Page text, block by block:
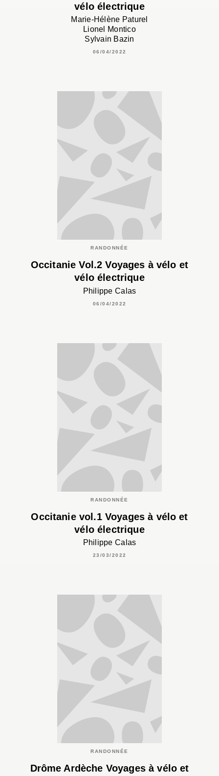
vélo électrique
Marie-Hélène Paturel
Lionel Montico
Sylvain Bazin
06/04/2022
RANDONNÉE
Occitanie Vol.2 Voyages à vélo et
vélo électrique
Philippe Calas
06/04/2022
RANDONNÉE
Occitanie vol.1 Voyages à vélo et
vélo électrique
Philippe Calas
23/03/2022
RANDONNÉE
Drôme Ardèche Voyages à vélo et